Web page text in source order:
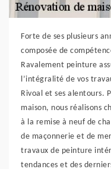
Forte de ses plusieurs
composée de
Ravalement peinture
l’intégralité de vos
Rivoal et ses alentours.
maison, nous réalisons
à la remise à neuf de
de maçonnerie et de
travaux de peinture
tendances et des